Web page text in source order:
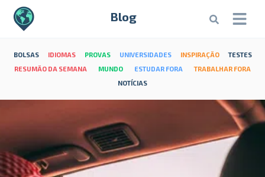
Blog
BOLSAS IDIOMAS PROVAS UNIVERSIDADES INSPIRAÇÃO
TESTES
RESUMÃO DA SEMANA
MUNDO ESTUDAR FORA
TRABALHAR FORA
NOTÍCIAS